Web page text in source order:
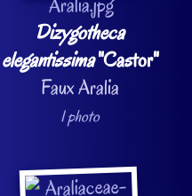
Dizygotheca
elegantissima"Castor"
Faux Aralia
1 photo